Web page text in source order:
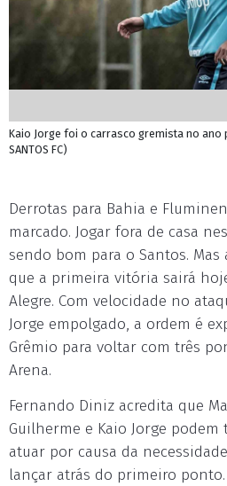
Kaio Jorge foi o carrasco gremista no ano
SANTOS FC)
Derrotas para Bahia e
marcado. Jogar fora de casa
sendo bom para o Santos.
que a primeira vitória sairá
Alegre. Com velocidade no
Jorge empolgado, a ordem é
Grêmio para voltar com três
Arena.
Fernando Diniz acredita que
Guilherme e Kaio Jorge podem
atuar por causa da
lançar atrás do primeiro